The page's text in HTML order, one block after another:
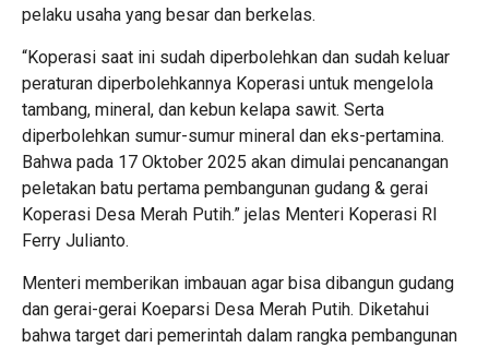
pelaku usaha yang besar dan berkelas.
“Koperasi saat ini sudah diperbolehkan dan sudah keluar
peraturan diperbolehkannya Koperasi untuk mengelola
tambang, mineral, dan kebun kelapa sawit. Serta
diperbolehkan sumur-sumur mineral dan eks-pertamina.
Bahwa pada 17 Oktober 2025 akan dimulai pencanangan
peletakan batu pertama pembangunan gudang & gerai
Koperasi Desa Merah Putih.” jelas Menteri Koperasi RI
Ferry Julianto.
Menteri memberikan imbauan agar bisa dibangun gudang
dan gerai-gerai Koeparsi Desa Merah Putih. Diketahui
bahwa target dari pemerintah dalam rangka pembangunan